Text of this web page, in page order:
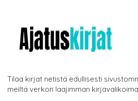
Tilaa kirjat netistä edullisesti
meiltä verkon laajimman